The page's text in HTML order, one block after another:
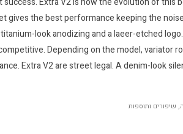
gives the best performance keeping the
look anodizing and a laeer-etched
Depending on the model, variator
Extra V2 are street legal. A denim-look
, שיפורים ותוספות